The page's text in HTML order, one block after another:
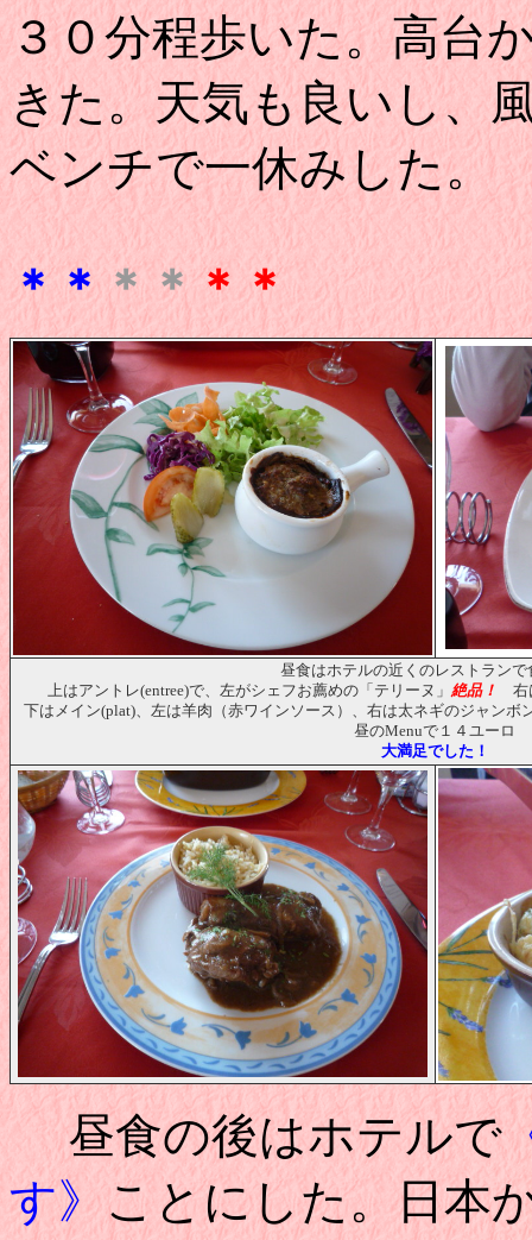
３０分程歩いた。高台
きた。天気も良いし、
ベンチで一休みした。
＊＊＊＊＊＊
昼食はホテルの近くのレストランで
上はアントレ(entree)で、左がシェフお薦めの「テリーヌ」 絶品！
右
下はメイン(plat)、左は羊肉（赤ワインソース）、右は太ネギのジャン
昼のMenuで１４ユーロ
大満足でした！
昼食の後はホテルで
す》ことにした。日本